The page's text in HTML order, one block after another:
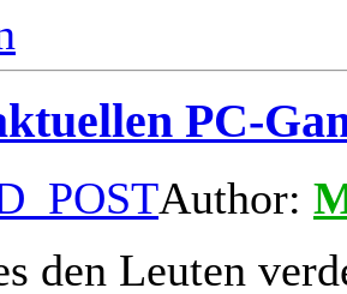
PC-
Author:
den Leuten